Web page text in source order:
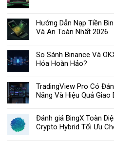
Hướng Dẫn Nạp Tiền
Và An Toàn Nhất 2026
So Sánh Binance Và
Hóa Hoàn Hảo?
TradingView Pro Có
Năng Và Hiệu Quả Giao
Đánh giá BingX Toàn
Crypto Hybrid Tối Ưu